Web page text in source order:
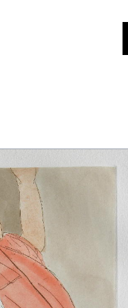
SHOP
LE COLLEZIONI
GLI AUTORI
LORENZO VIANI
MOSTRE
EVENTI
PALAZZO DELLE MUSE